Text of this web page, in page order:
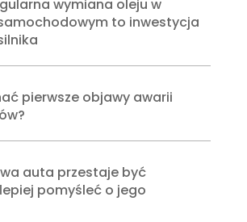
wymiana oleju w
to inwestycja
pierwsze objawy awarii
auta przestaje być
pomyśleć o jego